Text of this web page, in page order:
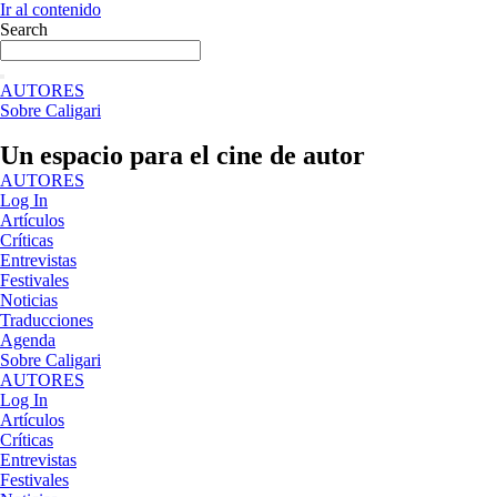
Ir al contenido
Search
AUTORES
Sobre Caligari
Un espacio para el cine de autor
AUTORES
Log In
Artículos
Críticas
Entrevistas
Festivales
Noticias
Traducciones
Agenda
Sobre Caligari
AUTORES
Log In
Artículos
Críticas
Entrevistas
Festivales